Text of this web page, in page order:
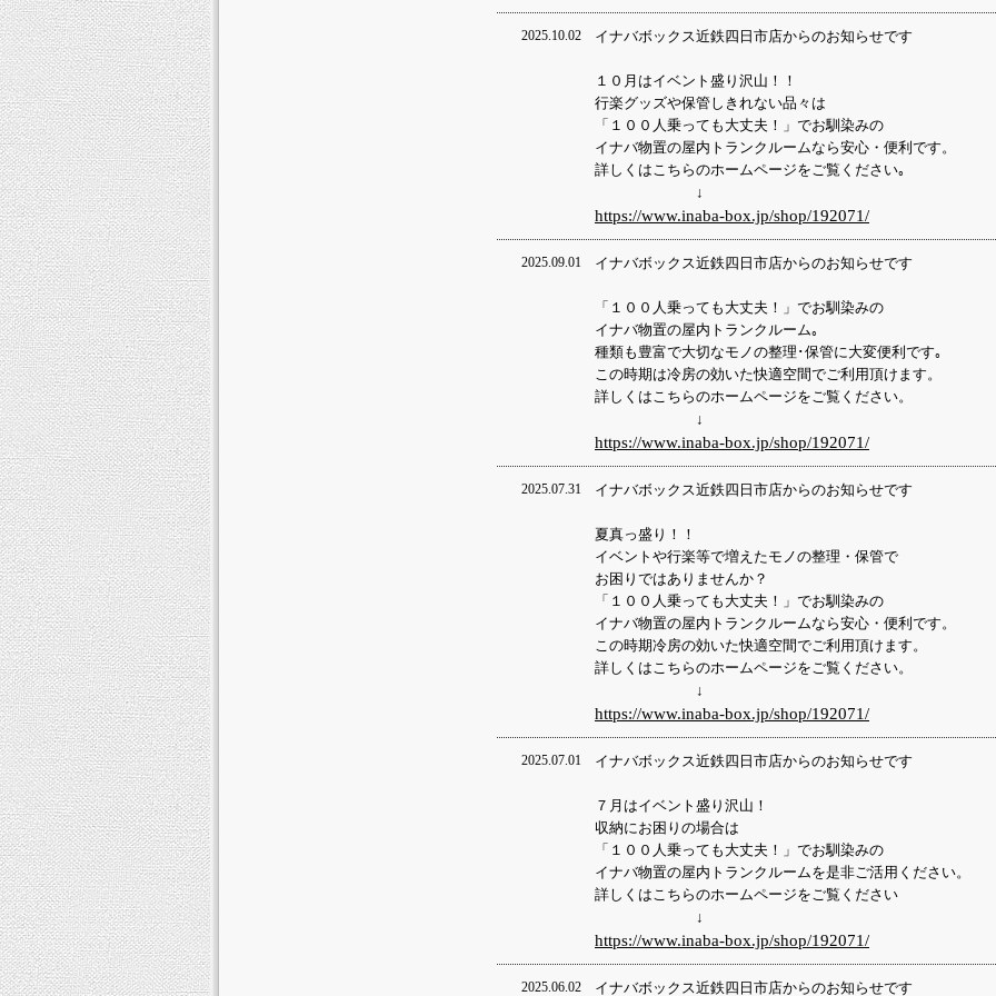
2025.10.02 イナバボックス近鉄四日市店からのお知らせで
１０月はイベント盛り沢山！！
行楽グッズや保管しきれない品々は
「１００人乗っても大丈夫！」でお馴染みの
イナバ物置の屋内トランクルームなら安心・便利です。
詳しくはこちらのホームページをご覧ください｡
↓
https://www.inaba-box.jp/shop/192071/
2025.09.01 イナバボックス近鉄四日市店からのお知らせです
「１００人乗っても大丈夫！」でお馴染みの
イナバ物置の屋内トランクルーム｡
種類も豊富で大切なモノの整理･保管に大変便利です｡
この時期は冷房の効いた快適空間でご利用頂けます。
詳しくはこちらのホームページをご覧ください。
↓
https://www.inaba-box.jp/shop/192071/
2025.07.31 イナバボックス近鉄四日市店からのお知らせです
夏真っ盛り！！
イベントや行楽等で増えたモノの整理・保管で
お困りではありませんか？
「１００人乗っても大丈夫！」でお馴染みの
イナバ物置の屋内トランクルームなら安心・便利です。
この時期冷房の効いた快適空間でご利用頂けます。
詳しくはこちらのホームページをご覧ください。
↓
https://www.inaba-box.jp/shop/192071/
2025.07.01 イナバボックス近鉄四日市店からのお知らせです
７月はイベント盛り沢山！
収納にお困りの場合は
「１００人乗っても大丈夫！」でお馴染みの
イナバ物置の屋内トランクルームを是非ご活用ください。
詳しくはこちらのホームページをご覧ください
↓
https://www.inaba-box.jp/shop/192071/
2025.06.02 イナバボックス近鉄四日市店からのお知らせです